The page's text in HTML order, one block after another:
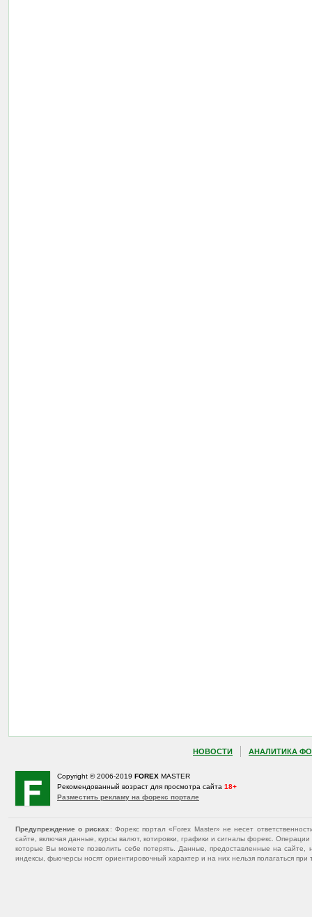
НОВОСТИ АНАЛИТИКА
Copyright © 2006-2019 FOREX MASTER
Рекомендованный возраст для просмотра сайта 18+
Разместить рекламу на форекс портале
Предупреждение о рисках : Форекс портал «Forex Master» не несет
сайте, включая данные, курсы валют, котировки, графики и сигналы форекс.
которые Вы можете позволить себе потерять. Данные, предоставленные на
индексы, фьючерсы носят ориентировочный характер и на них нельзя полагаться при